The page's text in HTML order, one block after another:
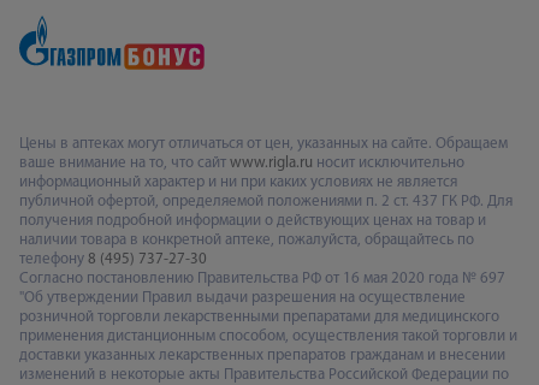
Цены в аптеках могут отличаться от цен, указанных на сайте. Обращаем
ваше внимание на то, что сайт www.rigla.ru носит исключительно
информационный характер и ни при каких условиях не является
публичной офертой, определяемой положениями п. 2 ст. 437 ГК РФ. Для
получения подробной информации о действующих ценах на товар и
наличии товара в конкретной аптеке, пожалуйста, обращайтесь по
телефону 8 (495) 737-27-30
Согласно постановлению Правительства РФ от 16 мая 2020 года № 697
"Об утверждении Правил выдачи разрешения на осуществление
розничной торговли лекарственными препаратами для медицинского
применения дистанционным способом, осуществления такой торговли и
доставки указанных лекарственных препаратов гражданам и внесении
изменений в некоторые акты Правительства Российской Федерации по